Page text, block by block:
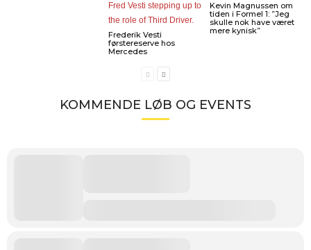
Frederik Vesti
førstereserve hos
Mercedes
Kevin Magnussen om
tiden i Formel 1: ”Jeg
skulle nok have været
mere kynisk”
KOMMENDE LØB OG EVENTS